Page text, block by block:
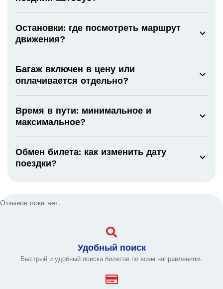
Остановки: где посмотреть маршрут
движения?
Багаж включен в цену или
оплачивается отдельно?
Время в пути: минимальное и
максимальное?
Обмен билета: как изменить дату
поездки?
Отзывов пока нет.
Удобный поиск
Быстрый и удобный поиска билетов по всем направлениям.